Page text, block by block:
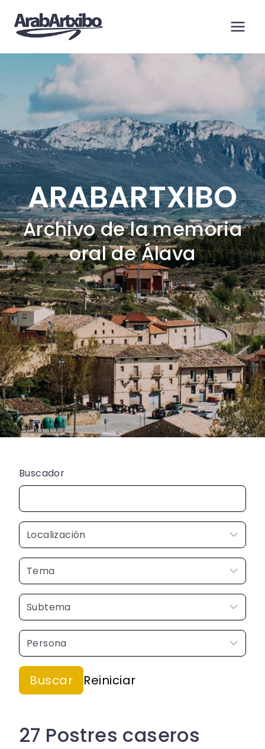
contenido
ARABARTXIBO
Archivo de la memoria
oral de Álava
Buscador
27 Postres caseros